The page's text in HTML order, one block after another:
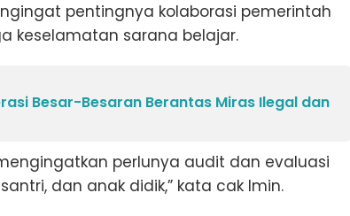
pentingnya kolaborasi pemerintah
keselamatan sarana belajar.
Besar-Besaran Berantas Miras Ilegal dan
perlunya audit dan evaluasi
dan anak didik,” kata cak Imin.